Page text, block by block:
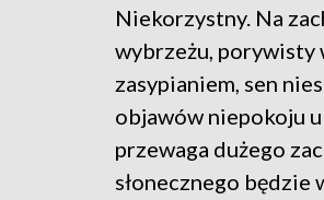
Niekorzystny. Na
wybrzeżu, porywisty
zasypianiem, sen
objawów niepokoju
przewaga dużego
słonecznego będzie